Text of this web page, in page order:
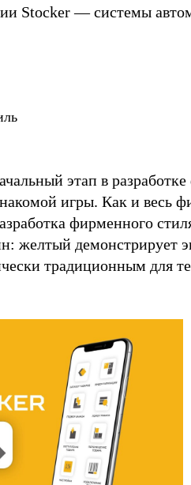
Stocker — системы
этап в
игры. Как и весь
фирменного
желтый демонстрирует
традиционным для